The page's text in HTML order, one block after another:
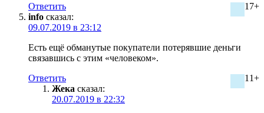
17+
Ответить
info сказал:
09.07.2019 в 23:12
Есть ещё обманутые покупатели потерявшие деньги
связавшись с этим «человеком».
11+
Ответить
Жека сказал:
20.07.2019 в 22:32